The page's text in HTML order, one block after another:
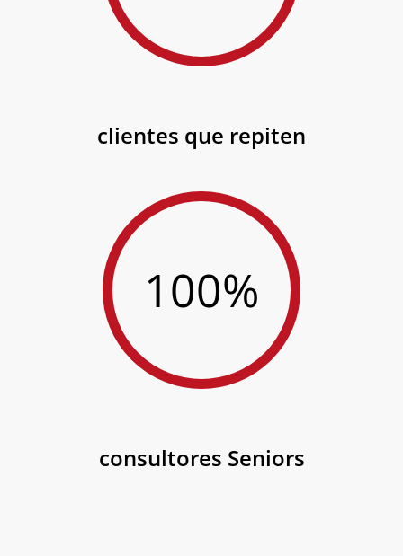
clientes que repiten
100%
consultores Seniors